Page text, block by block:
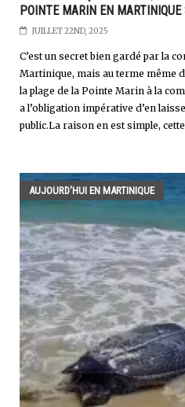
POINTE MARIN EN
JUILLET 22ND, 2025
C’est un secret bien gardé par la
Martinique, mais au terme même
la plage de la Pointe Marin à la
a l’obligation impérative d’en
public.La raison en est simple,
AUJOURD'HUI EN MARTINIQUE